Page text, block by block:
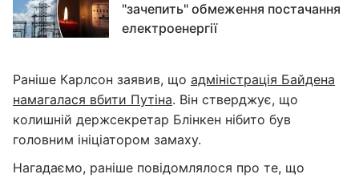
"зачепить" обмеження постачання
електроенергії
Раніше Карлсон заявив, що адміністрація Байдена
намагалася вбити Путіна. Він стверджує, що
колишній держсекретар Блінкен нібито був
головним ініціатором замаху.
Нагадаємо, раніше повідомлялося про те, що